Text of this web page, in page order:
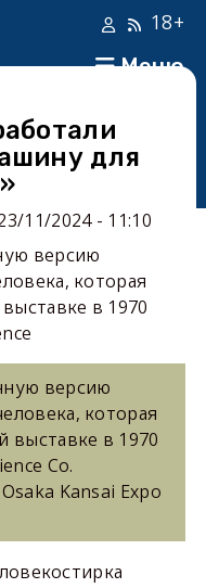
Меню
18+
для
11/2024 - 11:10
версию
которая
в 1970
версию
которая
выставке в 1970
Co.
Kansai Expo